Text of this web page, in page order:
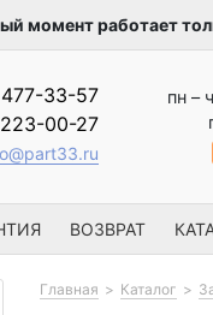
момент работает
477-33-57
223-00-27
пн –
ВОЗВРАТ
Главная Каталог